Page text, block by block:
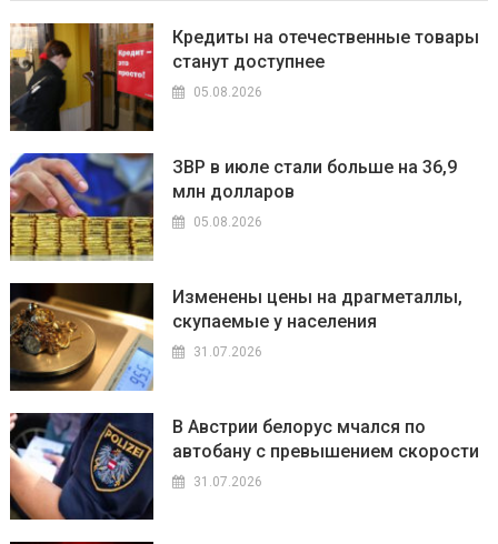
Кредиты на отечественные товары
станут доступнее
05.08.2026
ЗВР в июле стали больше на 36,9
млн долларов
05.08.2026
Изменены цены на драгметаллы,
скупаемые у населения
31.07.2026
В Австрии белорус мчался по
автобану с превышением скорости
31.07.2026